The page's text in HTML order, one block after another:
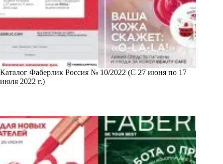
Каталог Фаберлик Россия № 10/2022 (С 27 июня по 17
июля 2022 г.)